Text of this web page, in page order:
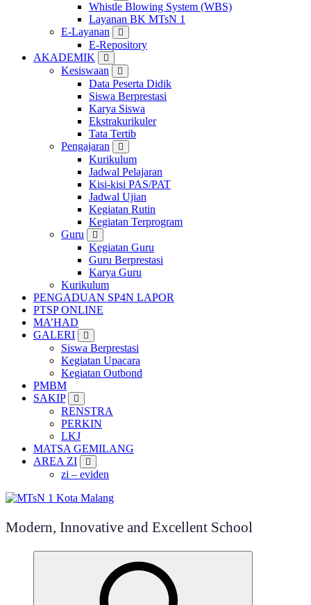
Whistle Blowing System (WBS)
Layanan BK MTsN 1
E-Layanan
E-Repository
AKADEMIK
Kesiswaan
Data Peserta Didik
Siswa Berprestasi
Karya Siswa
Ekstrakurikuler
Tata Tertib
Pengajaran
Kurikulum
Jadwal Pelajaran
Kisi-kisi PAS/PAT
Jadwal Ujian
Kegiatan Rutin
Kegiatan Terprogram
Guru
Kegiatan Guru
Guru Berprestasi
Karya Guru
Kurikulum
PENGADUAN SP4N LAPOR
PTSP ONLINE
MA’HAD
GALERI
Siswa Berprestasi
Kegiatan Upacara
Kegiatan Outbond
PMBM
SAKIP
RENSTRA
PERKIN
LKJ
MATSA GEMILANG
AREA ZI
zi – eviden
Modern, Innovative and Excellent School